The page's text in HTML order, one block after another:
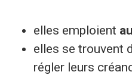
elles emploient
elles se trouvent
régler leurs